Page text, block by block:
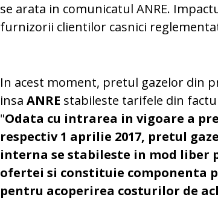
se arata in comunicatul ANRE.
furnizorii clientilor casnici
In acest moment, pretul gazelor din
insa ANRE stabileste tarifele din
"Odata cu intrarea in vigoare a
respectiv 1 aprilie 2017, pretul
interna se stabileste in mod liber
ofertei si constituie componenta
pentru acoperirea costurilor de